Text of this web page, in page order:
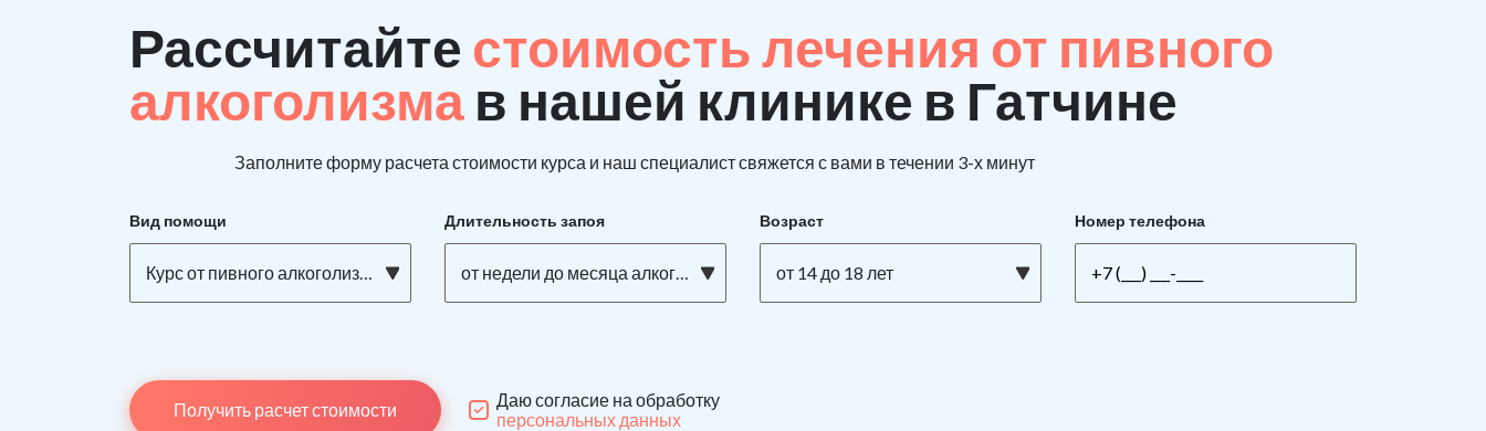
Рассчитайте стоимость лечения от пивного
алкоголизма в нашей клинике в Гатчине
Заполните форму расчета стоимости курса и наш специалист свяжется с вами в течении 3-х минут
Вид помощи
Курс от пивного алкоголизма
Длительность запоя
от недели до месяца алкоголизма
Возраст
от 14 до 18 лет
Номер телефона
Получить расчет стоимости
Даю согласие на обработку
персональных данных